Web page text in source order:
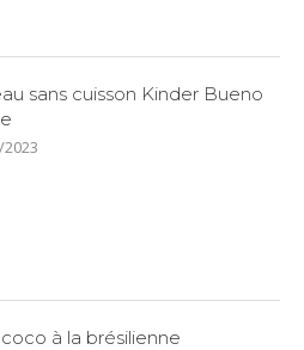
sans cuisson Kinder Bueno
à la brésilienne